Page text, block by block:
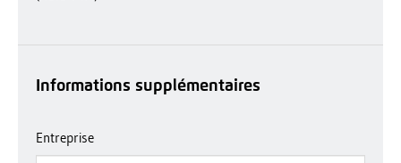
Informations supplémentaires
Entreprise